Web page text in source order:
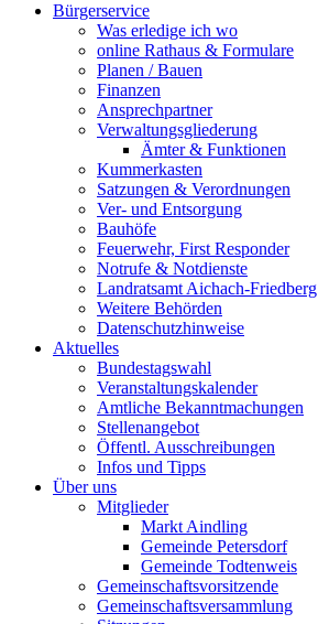
Bürgerservice
Was erledige ich wo
online Rathaus & Formulare
Planen / Bauen
Finanzen
Ansprechpartner
Verwaltungsgliederung
Ämter & Funktionen
Kummerkasten
Satzungen & Verordnungen
Ver- und Entsorgung
Bauhöfe
Feuerwehr, First Responder
Notrufe & Notdienste
Landratsamt Aichach-Friedberg
Weitere Behörden
Datenschutzhinweise
Aktuelles
Bundestagswahl
Veranstaltungskalender
Amtliche Bekanntmachungen
Stellenangebot
Öffentl. Ausschreibungen
Infos und Tipps
Über uns
Mitglieder
Markt Aindling
Gemeinde Petersdorf
Gemeinde Todtenweis
Gemeinschaftsvorsitzende
Gemeinschaftsversammlung